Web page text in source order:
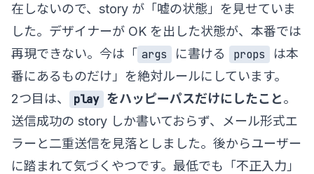
在しないので、story が「嘘の状態」を見せていま
した。デザイナーが OK を出した状態が、本番では
再現できない。今は「 args に書ける props
は本
番にあるものだけ」を絶対ルールにしています。
2つ目は、
play をハッピーパスだけにしたこと。
送信成功の story しか書いておらず、メール形式エ
ラーと二重送信を見落としました。後からユーザー
に踏まれて気づくやつです。最低でも「不正入力」